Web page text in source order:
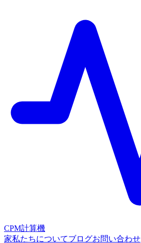
CPM計算機
家私たちについてブログお問い合わせ